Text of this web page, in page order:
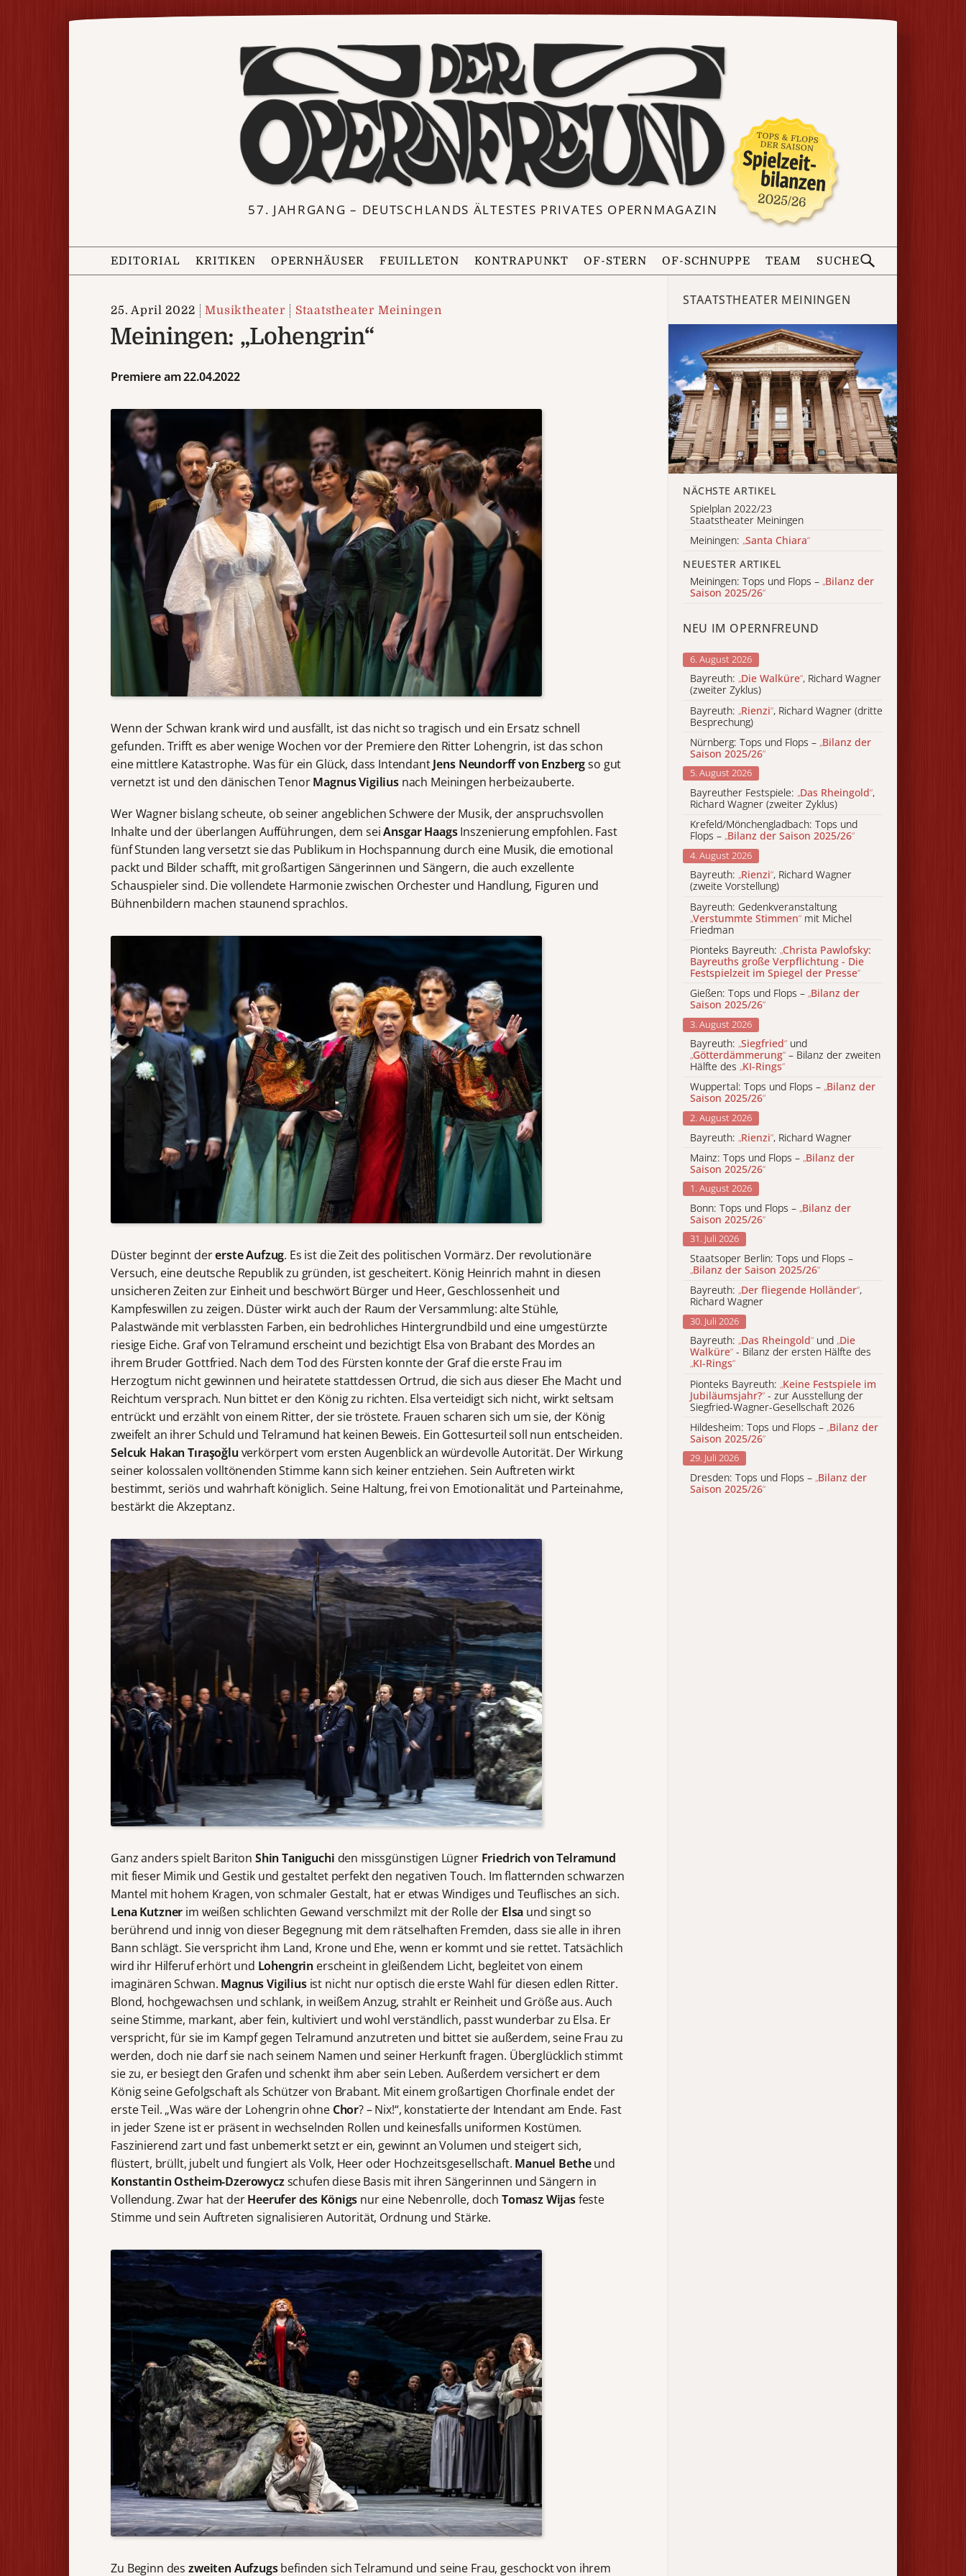
57. JAHRGANG – DEUTSCHLANDS ÄLTESTES PRIVATES OPERNMAGAZIN
EDITORIAL KRITIKEN OPERNHÄUSER FEUILLETON KONTRAPUNKT OF-STERN OF-SCHNUPPE TEAM SUCHE
25. April 2022 Musiktheater Staatstheater Meiningen
Meiningen: „Lohengrin“
Premiere am 22.04.2022
Wenn der Schwan krank wird und ausfällt, ist das nicht so tragisch und ein Ersatz schnell
gefunden. Trifft es aber wenige Wochen vor der Premiere den Ritter Lohengrin, ist das schon
eine mittlere Katastrophe. Was für ein Glück, dass IntendantJens Neundorff von Enzbergso gut
vernetzt ist und den dänischen TenorMagnus Vigilius nach Meiningen herbeizauberte.
Wer Wagner bislang scheute, ob seiner angeblichen Schwere der Musik, der anspruchsvollen
Inhalte und der überlangen Aufführungen, dem seiAnsgar HaagsInszenierung empfohlen. Fast
fünf Stunden lang versetzt sie das Publikum in Hochspannung durch eine Musik, die emotional
packt und Bilder schafft, mit großartigen Sängerinnen und Sängern, die auch exzellente
Schauspieler sind. Die vollendete Harmonie zwischen Orchester und Handlung, Figuren und
Bühnenbildern machen staunend sprachlos.
Düster beginnt dererste Aufzug. Es ist die Zeit des politischen Vormärz. Der revolutionäre
Versuch, eine deutsche Republik zu gründen, ist gescheitert. König Heinrich mahnt in diesen
unsicheren Zeiten zur Einheit und beschwört Bürger und Heer, Geschlossenheit und
Kampfeswillen zu zeigen. Düster wirkt auch der Raum der Versammlung: alte Stühle,
Palastwände mit verblassten Farben, ein bedrohliches Hintergrundbild und eine umgestürzte
riesige Eiche. Graf von Telramund erscheint und bezichtigt Elsa von Brabant des Mordes an
ihrem Bruder Gottfried. Nach dem Tod des Fürsten konnte der Graf die erste Frau im
Herzogtum nicht gewinnen und heiratete stattdessen Ortrud, die sich aus dieser Ehe Macht und
Reichtum versprach. Nun bittet er den König zu richten. Elsa verteidigt sich nicht, wirkt seltsam
entrückt und erzählt von einem Ritter, der sie tröstete. Frauen scharen sich um sie, der König
zweifelt an ihrer Schuld und Telramund hat keinen Beweis. Ein Gottesurteil soll nun entscheiden.
Selcuk Hakan Tıraşoğlu verkörpert vom ersten Augenblick an würdevolle Autorität. Der Wirkung
seiner kolossalen volltönenden Stimme kann sich keiner entziehen. Sein Auftreten wirkt
bestimmt, seriös und wahrhaft königlich. Seine Haltung, frei von Emotionalität und Parteinahme,
bestärkt die Akzeptanz.
Ganz anders spielt Bariton Shin Taniguchi den missgünstigen Lügner Friedrich von Telramund
mit fieser Mimik und Gestik und gestaltet perfekt den negativen Touch. Im flatternden schwarzen
Mantel mit hohem Kragen, von schmaler Gestalt, hat er etwas Windiges und Teuflisches an sich.
Lena Kutzner im weißen schlichten Gewand verschmilzt mit der Rolle der Elsa und singt so
berührend und innig von dieser Begegnung mit dem rätselhaften Fremden, dass sie alle in ihren
Bann schlägt. Sie verspricht ihm Land, Krone und Ehe, wenn er kommt und sie rettet. Tatsächlich
wird ihr Hilferuf erhört und Lohengrin erscheint in gleißendem Licht, begleitet von einem
imaginären Schwan. Magnus Vigilius ist nicht nur optisch die erste Wahl für diesen edlen Ritter.
Blond, hochgewachsen und schlank, in weißem Anzug, strahlt er Reinheit und Größe aus. Auch
seine Stimme, markant, aber fein, kultiviert und wohl verständlich, passt wunderbar zu Elsa. Er
verspricht, für sie im Kampf gegen Telramund anzutreten und bittet sie außerdem, seine Frau zu
werden, doch nie darf sie nach seinem Namen und seiner Herkunft fragen. Überglücklich stimmt
sie zu, er besiegt den Grafen und schenkt ihm aber sein Leben. Außerdem versichert er dem
König seine Gefolgschaft als Schützer von Brabant. Mit einem großartigen Chorfinale endet der
erste Teil. „Was wäre der Lohengrin ohne Chor? – Nix!“, konstatierte der Intendant am Ende. Fast
in jeder Szene ist er präsent in wechselnden Rollen und keinesfalls uniformen Kostümen.
Faszinierend zart und fast unbemerkt setzt er ein, gewinnt an Volumen und steigert sich,
flüstert, brüllt, jubelt und fungiert als Volk, Heer oder Hochzeitsgesellschaft. Manuel Betheund
Konstantin Ostheim-Dzerowyczschufen diese Basis mit ihren Sängerinnen und Sängern in
Vollendung. Zwar hat derHeerufer des Königs nur eine Nebenrolle, doch Tomasz Wijasfeste
Stimme und sein Auftreten signalisieren Autorität, Ordnung und Stärke.
Zu Beginn des zweiten Aufzugsbefinden sich Telramund und seine Frau, geschockt von ihrem
STAATSTHEATER MEININGEN
NÄCHSTE ARTIKEL
Spielplan 2022/23
Staatstheater Meiningen
Meiningen: „Santa Chiara“
NEUESTER ARTIKEL
Meiningen: Tops und Flops – „Bilanz der
Saison 2025/26“
NEU IM OPERNFREUND
6. August 2026
Bayreuth: „Die Walküre“, Richard Wagner
(zweiter Zyklus)
Bayreuth: „Rienzi“, Richard Wagner (dritte
Besprechung)
Nürnberg: Tops und Flops – „Bilanz der
Saison 2025/26“
5. August 2026
Bayreuther Festspiele: „Das Rheingold“,
Richard Wagner (zweiter Zyklus)
Krefeld/Mönchengladbach: Tops und
Flops – „Bilanz der Saison 2025/26“
4. August 2026
Bayreuth: „Rienzi“, Richard Wagner
(zweite Vorstellung)
Bayreuth: Gedenkveranstaltung
„Verstummte Stimmen“ mit Michel
Friedman
Pionteks Bayreuth: „Christa Pawlofsky:
Bayreuths große Verpflichtung - Die
Festspielzeit im Spiegel der Presse“
Gießen: Tops und Flops – „Bilanz der
Saison 2025/26“
3. August 2026
Bayreuth: „Siegfried“ und
„Götterdämmerung“ – Bilanz der zweiten
Hälfte des „KI-Rings“
Wuppertal: Tops und Flops – „Bilanz der
Saison 2025/26“
2. August 2026
Bayreuth: „Rienzi“, Richard Wagner
Mainz: Tops und Flops – „Bilanz der
Saison 2025/26“
1. August 2026
Bonn: Tops und Flops – „Bilanz der
Saison 2025/26“
31. Juli 2026
Staatsoper Berlin: Tops und Flops –
„Bilanz der Saison 2025/26“
Bayreuth: „Der fliegende Holländer“,
Richard Wagner
30. Juli 2026
Bayreuth: „Das Rheingold“ und „Die
Walküre“ - Bilanz der ersten Hälfte des
„KI-Rings“
Pionteks Bayreuth: „Keine Festspiele im
Jubiläumsjahr?“ - zur Ausstellung der
Siegfried-Wagner-Gesellschaft 2026
Hildesheim: Tops und Flops – „Bilanz der
Saison 2025/26“
29. Juli 2026
Dresden: Tops und Flops – „Bilanz der
Saison 2025/26“